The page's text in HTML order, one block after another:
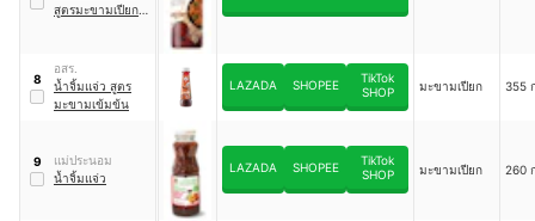
สูตรมะขามเปียก
8
อสร.
น้ำจิ้มแจ่ว สูตร
มะขามเข้มข้น
LAZADA SHOPEE
TikTok
SHOP
มะขามเปียก 355
9
แม่ประนอม
น้ำจิ้มแจ่ว
LAZADA SHOPEE
TikTok
SHOP
มะขามเปียก 260